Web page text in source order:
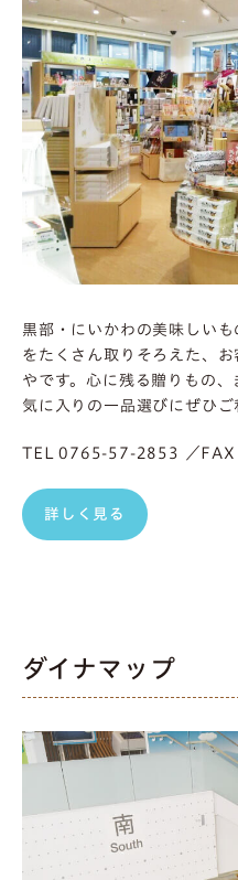
黒部・にいかわの美味しい
をたくさん取りそろえた、
やです。心に残る贈りもの
気に入りの一品選びにぜひご
TEL 0765-57-2853 ／
詳しく見る
ダイナマップ